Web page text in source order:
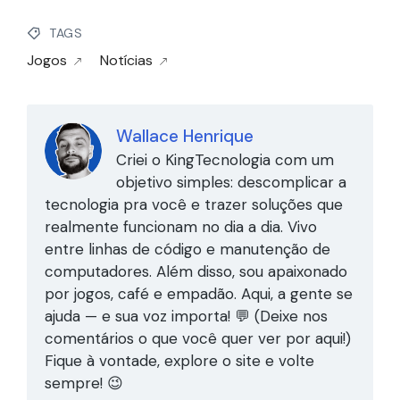
TAGS
Jogos Notícias
Wallace Henrique
Criei o KingTecnologia com um
objetivo simples: descomplicar a
tecnologia pra você e trazer soluções que
realmente funcionam no dia a dia. Vivo
entre linhas de código e manutenção de
computadores. Além disso, sou apaixonado
por jogos, café e empadão. Aqui, a gente se
ajuda — e sua voz importa! 💬 (Deixe nos
comentários o que você quer ver por aqui!)
Fique à vontade, explore o site e volte
sempre! 😉